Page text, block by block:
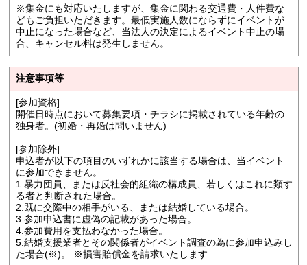
※集金にも対応いたしますが、集金に関わる交通費・人件費な
どもご負担いただきます。最低実施人数にならずにイベントが
中止になった場合など、当法人の決定によるイベント中止の場
合、キャンセル料は発生しません。
注意事項等
[参加資格]
開催日時点において募集要項・チラシに掲載されている年齢の
独身者。(初婚・再婚は問いません)
[参加除外]
申込者が以下の項目のいずれかに該当する場合は、当イベント
に参加できません。
1.暴力団員、または反社会的組織の構成員、若しくはこれに類す
る者と判断された場合。
2.既に交際中の相手がいる、または結婚している場合。
3.参加申込書に虚偽の記載があった場合。
4.参加費用を支払わなかった場合。
5.結婚支援業者とその関係者がイベント調査の為に参加申込みし
た場合(※)。 ※損害賠償金を請求いたします